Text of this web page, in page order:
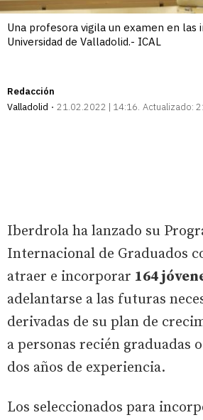
Una profesora vigila un examen en las
Universidad de Valladolid.- ICAL
Redacción
Valladolid
21.02.2022 | 14:16 Actualizado:
Iberdrola ha lanzado su
Internacional de Graduados
atraer e incorporar 164
adelantarse a las futuras
derivadas de su plan de
a personas recién graduadas
dos años de experiencia.
Los seleccionados para